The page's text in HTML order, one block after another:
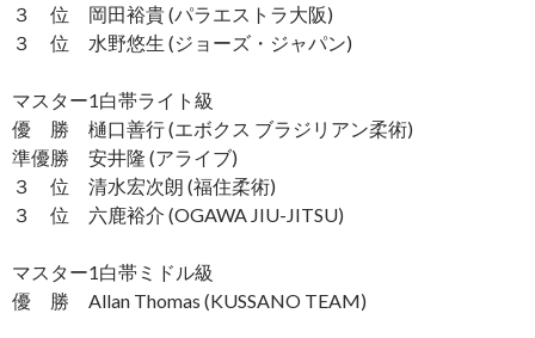
３ 位 岡田裕貴 (パラエストラ大阪)
３ 位 水野悠生 (ジョーズ・ジャパン)
マスター1白帯ライト級
優 勝 樋口善行 (エボクス ブラジリアン柔術)
準優勝 安井隆 (アライブ)
３ 位 清水宏次朗 (福住柔術)
３ 位 六鹿裕介 (OGAWA JIU-JITSU)
マスター1白帯ミドル級
優 勝 Allan Thomas (KUSSANO TEAM)